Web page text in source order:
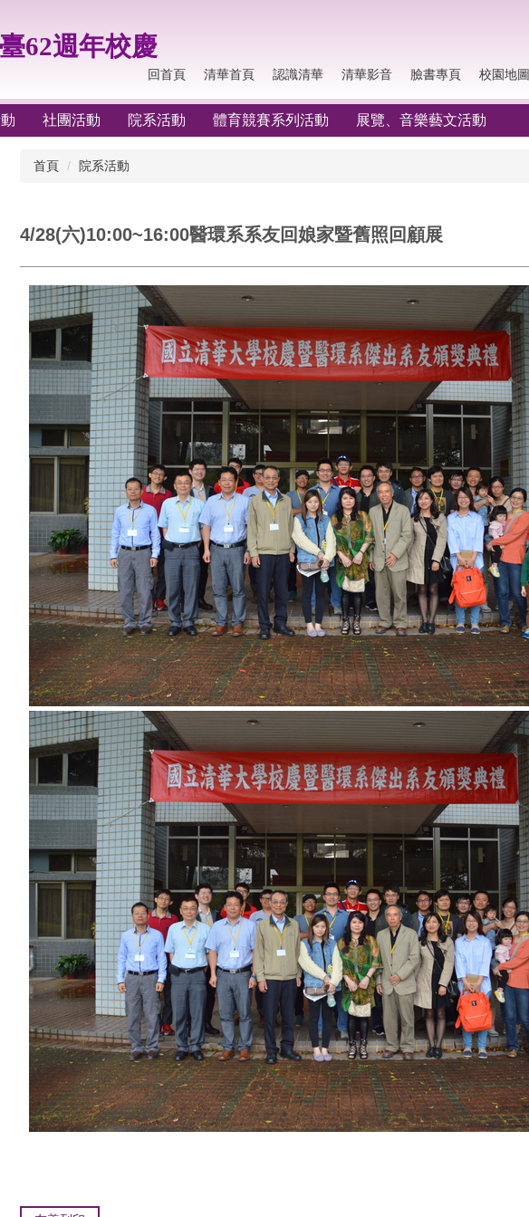
62週年校慶
回首頁 清華首頁 認識清華 清華影音 臉書專頁 校園地圖
社團活動 院系活動 體育競賽系列活動 展覽、音樂藝文活動
首頁 院系活動
4/28(六)10:00~16:00醫環系系友回娘家暨舊照回顧展